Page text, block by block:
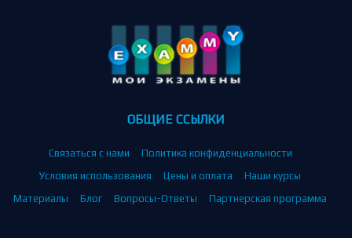
ОБЩИЕ ССЫЛКИ
Связаться с нами
Политика конфиденциальности
Условия использования
Цены и оплата
Наши курсы
Материалы
Блог Вопросы-Ответы Партнерская программа